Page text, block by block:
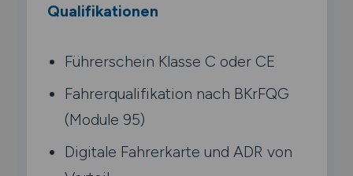
Qualifikationen
Führerschein Klasse C oder CE
Fahrerqualifikation nach BKrFQG
(Module 95)
Digitale Fahrerkarte und ADR von